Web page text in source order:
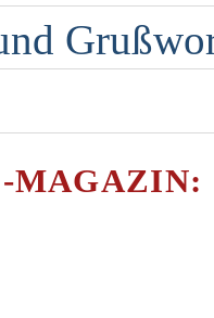
MAGAZIN: